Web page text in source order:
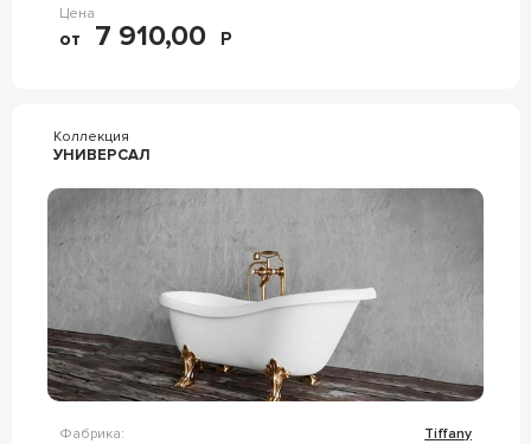
Цена
от 7 910,00 Р
Коллекция
УНИВЕРСАЛ
Фабрика:
Tiffany